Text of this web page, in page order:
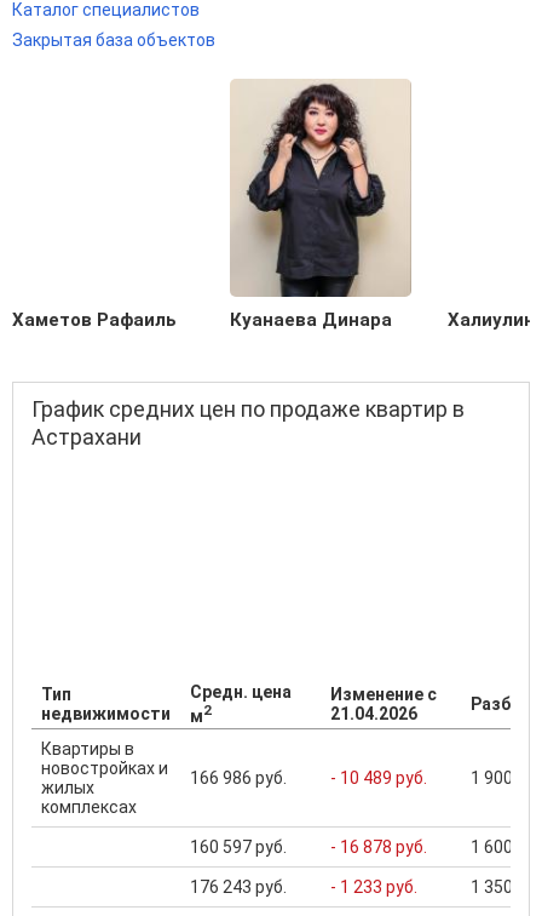
Каталог специалистов
Закрытая база объектов
Хаметов Рафаиль Куанаева Динара
График средних цен по продаже квартир в
Астрахани
Тип
недвижимости
Средн. цена
м2
Изменение с
21.04.2026
Квартиры в
новостройках и
жилых
комплексах
166 986 руб. - 10 489 руб. 1 900
160 597 руб. - 16 878 руб. 1 600
176 243 руб. - 1 233 руб. 1 350